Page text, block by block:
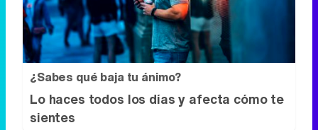
¿Sabes qué baja tu ánimo?
Lo haces todos los días y afecta cómo te
sientes